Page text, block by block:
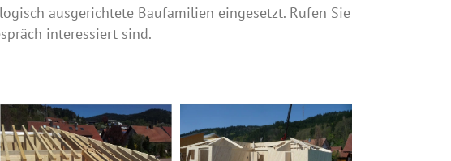
ausgerichtete Baufamilien eingesetzt. Rufen Sie
interessiert sind.